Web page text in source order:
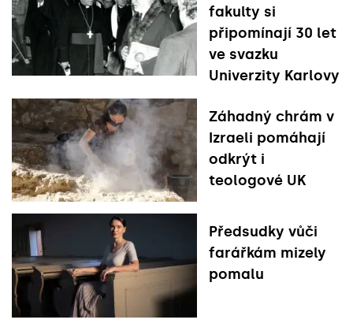
fakulty si
připomínají 30 let
ve svazku
Univerzity Karlovy
Záhadný chrám v
Izraeli pomáhají
odkrýt i
teologové UK
Předsudky vůči
farářkám mizely
pomalu